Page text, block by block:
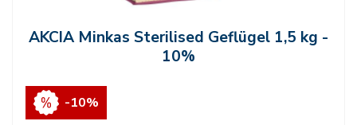
AKCIA Minkas Sterilised Geflügel 1,5 kg -
10%
-10%